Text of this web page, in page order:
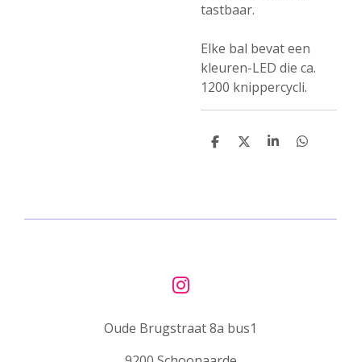
tastbaar.
Elke bal bevat een
kleuren-LED die ca.
1200 knippercycli.
D
D
S
D
I
s
Oude Brugstraat 8a bus1